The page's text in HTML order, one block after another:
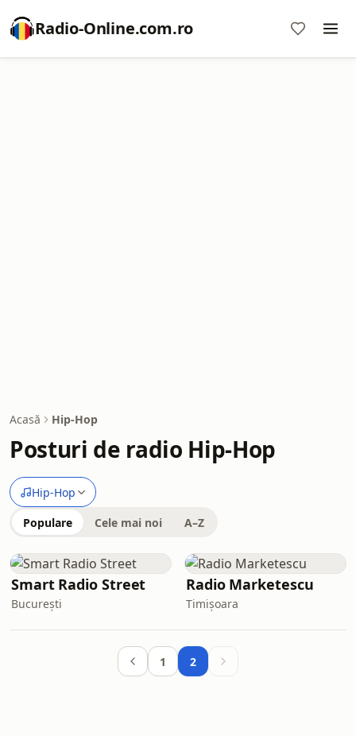
Radio-Online.com.ro
Acasă Hip-Hop
Posturi de radio Hip-Hop
Hip-Hop
Populare Cele mai noi A–Z
Smart Radio Street
București
Radio Marketescu
Timișoara
1 2